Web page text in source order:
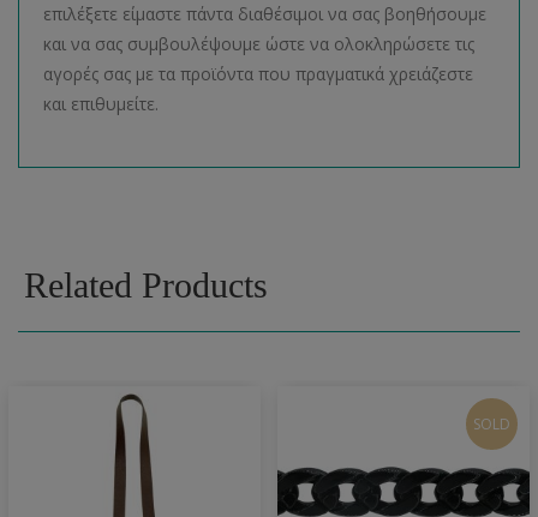
επιλέξετε είμαστε πάντα διαθέσιμοι να σας βοηθήσουμε
και να σας συμβουλέψουμε ώστε να ολοκληρώσετε τις
αγορές σας με τα προϊόντα που πραγματικά χρειάζεστε
και επιθυμείτε.
Related Products
SOLD